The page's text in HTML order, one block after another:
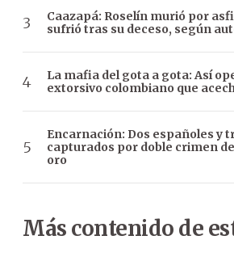
Caazapá: Roselín murió por
sufrió tras su deceso, según
La mafia del gota a gota: Así
extorsivo colombiano que
Encarnación: Dos españoles y
capturados por doble crimen
oro
Más contenido de